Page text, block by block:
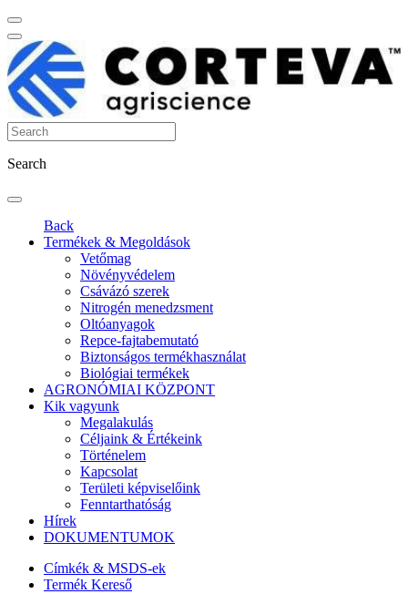
Search
Back
Termékek & Megoldások
Vetőmag
Növényvédelem
Csávázó szerek
Nitrogén menedzsment
Oltóanyagok
Repce-fajtabemutató
Biztonságos termékhasználat
Biológiai termékek
AGRONÓMIAI KÖZPONT
Kik vagyunk
Megalakulás
Céljaink & Értékeink
Történelem
Kapcsolat
Területi képviselőink
Fenntarthatóság
Hírek
DOKUMENTUMOK
Címkék & MSDS-ek
Termék Kereső